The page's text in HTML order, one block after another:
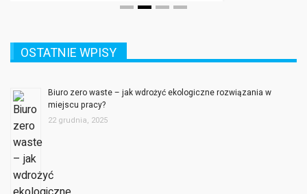
Biuro zero waste – jak wdrożyć ekologiczne rozwiązania w